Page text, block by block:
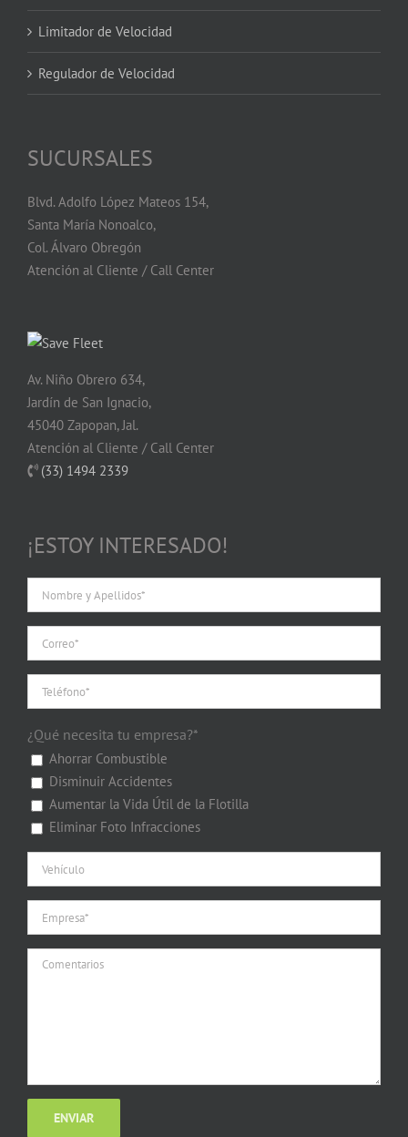
Limitador de Velocidad
Regulador de Velocidad
SUCURSALES
Blvd. Adolfo López Mateos 154,
Santa María Nonoalco,
Col. Álvaro Obregón
Atención al Cliente / Call Center
Av. Niño Obrero 634,
Jardín de San Ignacio,
45040 Zapopan, Jal.
Atención al Cliente / Call Center
(33) 1494 2339
¡ESTOY INTERESADO!
¿Qué necesita tu empresa?*
Ahorrar Combustible
Disminuir Accidentes
Aumentar la Vida Útil de la Flotilla
Eliminar Foto Infracciones